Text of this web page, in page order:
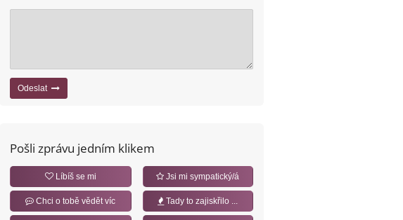
Odeslat
Pošli zprávu jedním klikem
Líbíš se mi Jsi mi sympatický/á
Chci o tobě vědět víc Tady to zajiskřilo ...